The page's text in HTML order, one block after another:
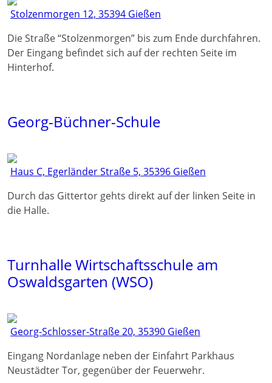
Stolzenmorgen 12, 35394 Gießen
Die Straße “Stolzenmorgen” bis zum Ende durchfahren.
Der Eingang befindet sich auf der rechten Seite im
Hinterhof.
Georg-Büchner-Schule
Haus C, Egerländer Straße 5, 35396 Gießen
Durch das Gittertor gehts direkt auf der linken Seite in
die Halle.
Turnhalle Wirtschaftsschule am
Oswaldsgarten (WSO)
Georg-Schlosser-Straße 20, 35390 Gießen
Eingang Nordanlage neben der Einfahrt Parkhaus
Neustädter Tor, gegenüber der Feuerwehr.